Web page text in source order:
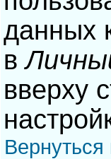
данных
в
вверху
Вернуться